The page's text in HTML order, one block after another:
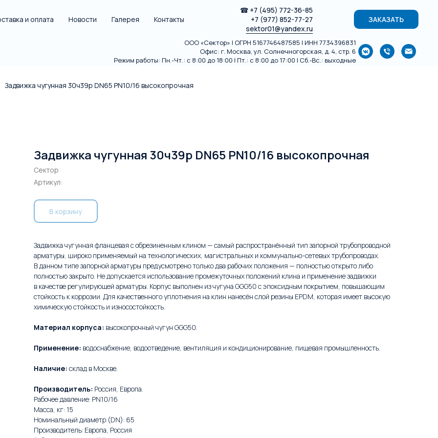
и оплата Новости Галерея Контакты
☎ +7 (495) 772-36-85
+7 (977) 852-77-27
sektor01@yandex.ru
ЗАКАЗАТЬ
ООО «Сектор» | ОГРН 5167746487585 | ИНН 7734396831
Офис: г. Москва, ул. Солнечногорская, д. 4, стр. 6
Режим работы: Пн.-Чт.: с 8:00 до 18:00 | Пт.: с 8:00 до 17:00 | Сб.-Вс.: выходные
Задвижка чугунная 30ч39р DN65 PN10/16 высокопрочная
Задвижка чугунная 30ч39р DN65 PN10/16 высокопрочная
Сектор
Артикул:
В корзину
Задвижка чугунная фланцевая с обрезиненным клином — самый распространённый тип запорной трубопроводной
арматуры, широко применяемый на технологических, магистральных и коммунально-сетевых трубопроводах.
В данном типе запорной арматуры предусмотрено только два рабочих положения — полностью открыто либо
полностью закрыто. Не допускается использование промежуточных положений клина и применение задвижки
в качестве регулирующей арматуры. Корпус выполнен из чугуна GGG50 с эпоксидным покрытием, повышающим
стойкость к коррозии. Для качественного уплотнения на клин нанесён слой резины EPDM, которая имеет высокую
химическую стойкость и износостойкость.
Материал корпуса: высокопрочный чугун GGG50.
Применение: водоснабжение, водоотведение, вентиляция и кондиционирование, пищевая промышленность.
Наличие: склад в Москве.
Производитель: Россия, Европа.
Рабочее давление: PN10/16
Масса, кг: 15
Номинальный диаметр (DN): 65
Производитель: Европа, Россия